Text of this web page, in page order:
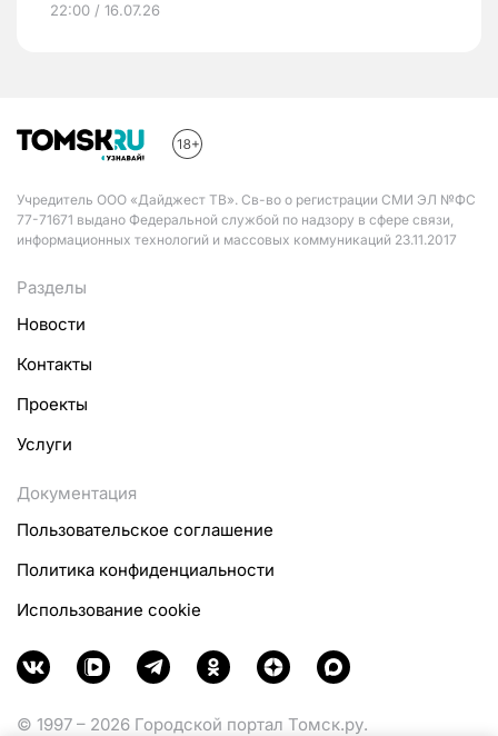
22:00 / 16.07.26
Учредитель ООО «Дайджест ТВ». Св-во о регистрации СМИ ЭЛ №ФС
77-71671 выдано Федеральной службой по надзору в сфере связи,
информационных технологий и массовых коммуникаций 23.11.2017
Разделы
Новости
Контакты
Проекты
Услуги
Документация
Пользовательское соглашение
Политика конфиденциальности
Использование cookie
© 1997 – 2026 Городской портал Томск.ру.